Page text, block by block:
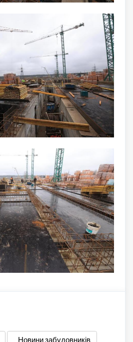
Новини забудовників